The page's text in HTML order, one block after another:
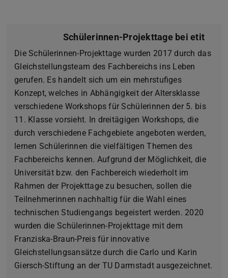
Schülerinnen-Projekttage bei etit
Die Schülerinnen-Projekttage wurden 2017 durch das
Gleichstellungsteam des Fachbereichs ins Leben
gerufen. Es handelt sich um ein mehrstufiges
Konzept, welches in Abhängigkeit der Altersklasse
verschiedene Workshops für Schülerinnen der 5. bis
11. Klasse vorsieht. In dreitägigen Workshops, die
durch verschiedene Fachgebiete angeboten werden,
lernen Schülerinnen die vielfältigen Themen des
Fachbereichs kennen. Aufgrund der Möglichkeit, die
Universität bzw. den Fachbereich wiederholt im
Rahmen der Projekttage zu besuchen, sollen die
Teilnehmerinnen nachhaltig für die Wahl eines
technischen Studiengangs begeistert werden. 2020
wurden die Schülerinnen-Projekttage mit dem
Franziska-Braun-Preis für innovative
Gleichstellungsansätze durch die Carlo und Karin
Giersch-Stiftung an der TU Darmstadt ausgezeichnet.